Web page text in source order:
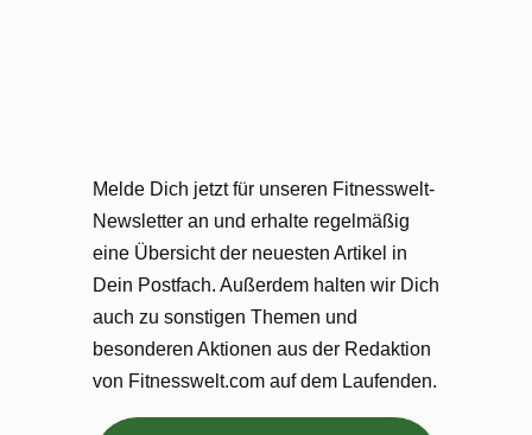
Melde Dich jetzt für unseren Fitnesswelt-
Newsletter an und erhalte regelmäßig
eine Übersicht der neuesten Artikel in
Dein Postfach. Außerdem halten wir Dich
auch zu sonstigen Themen und
besonderen Aktionen aus der Redaktion
von Fitnesswelt.com auf dem Laufenden.